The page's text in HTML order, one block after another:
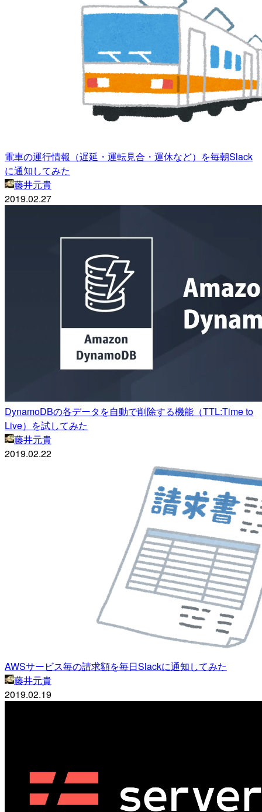
電車の運行情報（遅延・運転見合・運休など）を毎朝Slack
に通知してみた
藤井元貴
2019.02.27
DynamoDBの各データを自動で削除する機能（TTL:Time to
Live）を試してみた
藤井元貴
2019.02.22
AWSサービス毎の請求額を毎日Slackに通知してみた
藤井元貴
2019.02.19